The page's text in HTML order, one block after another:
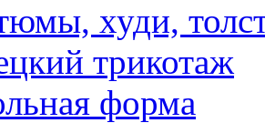
худи,
трикотаж
форма